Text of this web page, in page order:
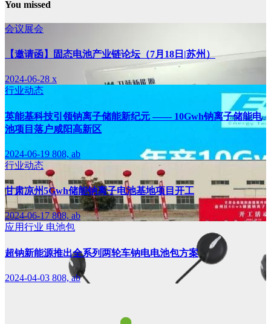
You missed
会议展会
【邀请函】固态电池产业链论坛（7月18日|苏州）
2024-06-28 x
行业动态
英能基科技引领钠离子储能新纪元 —— 10Gwh钠离子储能电
池项目落户咸阳高新区
2024-06-19 808, ab
行业动态
甘肃凉州5Gwh储能钠离子电池基地项目开工
2024-06-17 808, ab
应用行业 电池包
超钠新能源推出全系列两轮车钠电电池包方案
2024-04-03 808, ab